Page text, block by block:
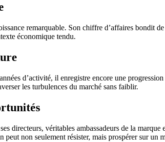
remarquable. Son chiffre d’affaires bondit
économique tendu.
d’activité, il enregistre encore une
les turbulences du marché sans faiblir.
directeurs, véritables ambassadeurs de la
non seulement résister, mais prospérer sur un